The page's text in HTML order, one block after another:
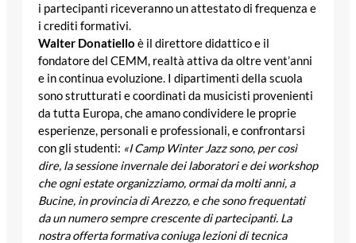
i partecipanti riceveranno un attestato di frequenza e
i crediti formativi.
Walter Donatiello è il direttore didattico e il
fondatore del CEMM, realtà attiva da oltre vent’anni
e in continua evoluzione. I dipartimenti della scuola
sono strutturati e coordinati da musicisti provenienti
da tutta Europa, che amano condividere le proprie
esperienze, personali e professionali, e confrontarsi
con gli studenti: «I Camp Winter Jazz sono, per così
dire, la sessione invernale dei laboratori e dei workshop
che ogni estate organizziamo, ormai da molti anni, a
Bucine, in provincia di Arezzo, e che sono frequentati
da un numero sempre crescente di partecipanti. La
nostra offerta formativa coniuga lezioni di tecnica